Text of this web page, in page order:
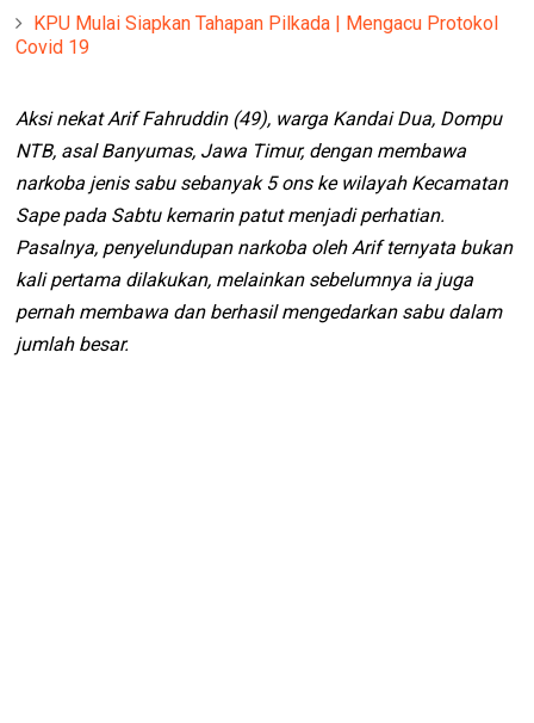
KPU Mulai Siapkan Tahapan Pilkada | Mengacu Protokol
Covid 19
Aksi nekat Arif Fahruddin (49), warga Kandai Dua, Dompu
NTB, asal Banyumas, Jawa Timur, dengan membawa
narkoba jenis sabu sebanyak 5 ons ke wilayah Kecamatan
Sape pada Sabtu kemarin patut menjadi perhatian.
Pasalnya, penyelundupan narkoba oleh Arif ternyata bukan
kali pertama dilakukan, melainkan sebelumnya ia juga
pernah membawa dan berhasil mengedarkan sabu dalam
jumlah besar.